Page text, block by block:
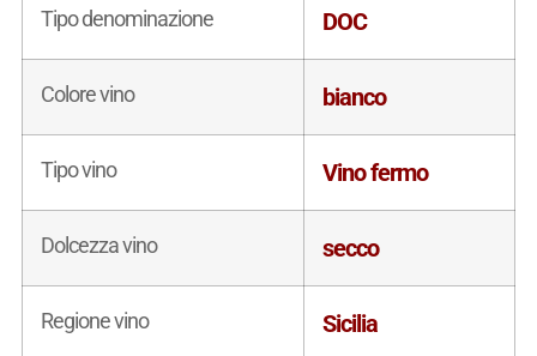
Tipo denominazione DOC
Colore vino bianco
Tipo vino Vino fermo
Dolcezza vino secco
Regione vino Sicilia